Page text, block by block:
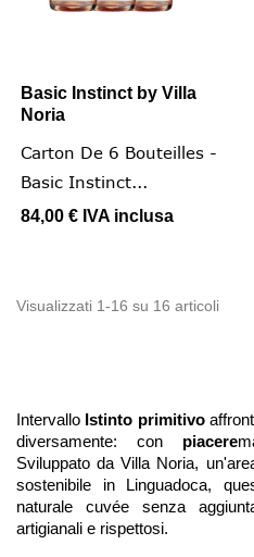
Basic Instinct by Villa
Noria
Carton De 6 Bouteilles -
Basic Instinct...
84,00 € IVA inclusa
Visualizzati 1-16 su 16 articoli
Intervallo Istinto primitivo
diversamente: con piacere
Sviluppato da Villa Noria,
sostenibile in Linguadoca,
naturale cuvée senza
artigianali e rispettosi.